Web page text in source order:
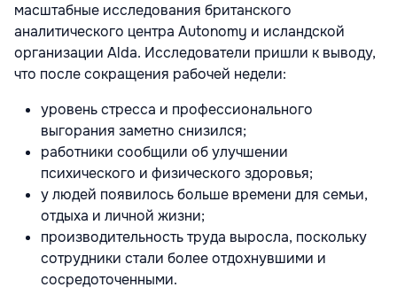
масштабные исследования британского
аналитического центра Autonomy и исландской
организации Alda. Исследователи пришли к выводу,
что после сокращения рабочей недели:
уровень стресса и профессионального
выгорания заметно снизился;
работники сообщили об улучшении
психического и физического здоровья;
у людей появилось больше времени для семьи,
отдыха и личной жизни;
производительность труда выросла, поскольку
сотрудники стали более отдохнувшими и
сосредоточенными.